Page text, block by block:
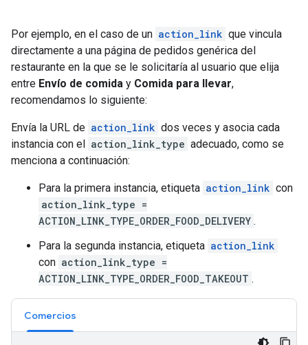
Por ejemplo, en el caso de un action_link que vincula
directamente a una página de pedidos genérica del
restaurante en la que se le solicitaría al usuario que elija
entre Envío de comida y Comida para llevar,
recomendamos lo siguiente:
Envía la URL de action_link dos veces y asocia cada
instancia con el action_link_type adecuado, como se
menciona a continuación:
Para la primera instancia, etiqueta action_link con
action_link_type =
ACTION_LINK_TYPE_ORDER_FOOD_DELIVERY .
Para la segunda instancia, etiqueta action_link
con action_link_type =
ACTION_LINK_TYPE_ORDER_FOOD_TAKEOUT .
Comercios